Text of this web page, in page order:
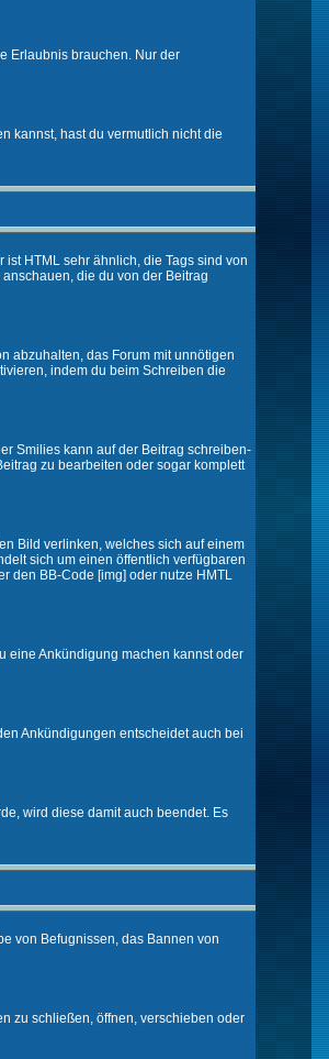
Erlaubnis brauchen. Nur der
kannst, hast du vermutlich nicht die
HTML sehr ähnlich, die Tags sind von
die du von der Beitrag
abzuhalten, das Forum mit unnötigen
indem du beim Schreiben die
Smilies kann auf der Beitrag schreiben-
zu bearbeiten oder sogar komplett
Bild verlinken, welches sich auf einem
sich um einen öffentlich verfügbaren
den BB-Code [img] oder nutze HMTL
eine Ankündigung machen kannst oder
Ankündigungen entscheidet auch bei
wird diese damit auch beendet. Es
von Befugnissen, das Bannen von
zu schließen, öffnen, verschieben oder